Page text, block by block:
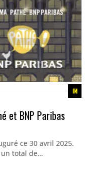
et BNP Paribas
ce 30 avril 2025.
un total de…